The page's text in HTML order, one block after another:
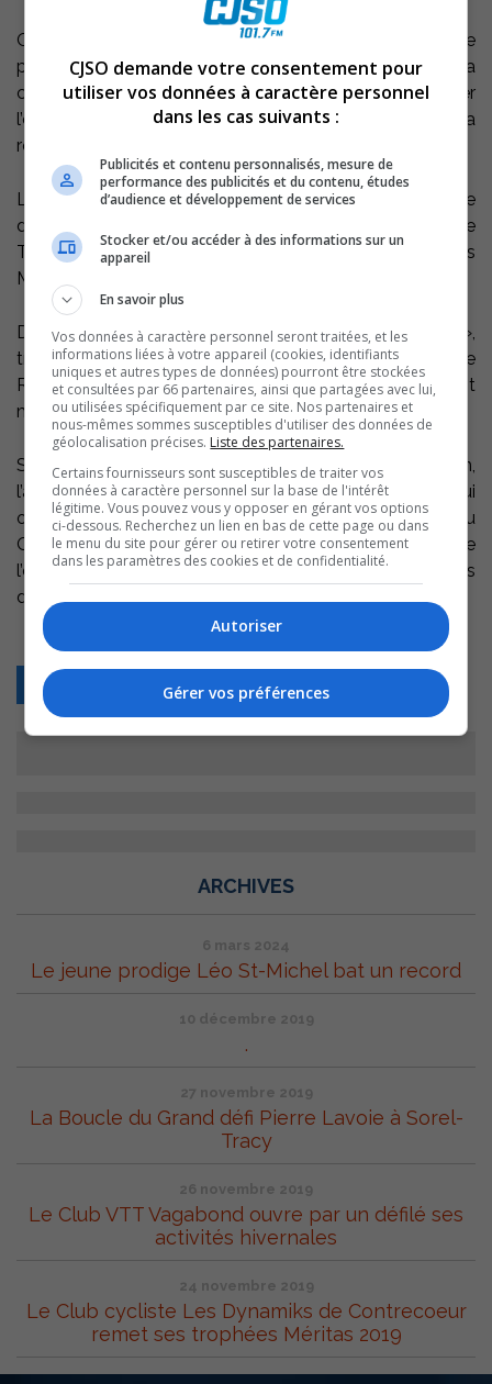
Outre le volet sportif, l’événement a généré un profit de
plus de 55 000$ dont une partie importante servira à la
création d’un fonds régional, qui visera à favoriser
l’organisation d’autres événements sportifs dans la
région.
Le président Guy Hemmings était à la tête d’une
délégation soreloise qui s’était déplacée au complexe Le
Taz de Montréal pour recevoir l’un des 18 trophées
Maurice remis durant la soirée.
Depuis 1997, les grands lauréats reçoivent le «Maurice»,
trophée qui perpétue la mémoire du hockeyeur Maurice
Richard dont les performances exceptionnelles ont
marqué l’histoire sportive du Québec.
SPORTSQUÉBEC reconnaît ainsi la détermination,
l’acharnement inlassable, la fougue et la combativité qui
ont caractérisé cette véritable légende du sport au
Québec; ces qualités sont essentielles pour l’atteinte de
l’excellence sportive et inspirent les athlètes et artisans
du sport au Québec.
ARCHIVES
6 mars 2024
Le jeune prodige Léo St-Michel bat un record
10 décembre 2019
.
27 novembre 2019
La Boucle du Grand défi Pierre Lavoie à Sorel-
Tracy
26 novembre 2019
Le Club VTT Vagabond ouvre par un défilé ses
activités hivernales
24 novembre 2019
Le Club cycliste Les Dynamiks de Contrecoeur
remet ses trophées Méritas 2019
CJSO demande votre consentement pour
utiliser vos données à caractère personnel
dans les cas suivants :
Publicités et contenu personnalisés, mesure de
performance des publicités et du contenu, études
d’audience et développement de services
Stocker et/ou accéder à des informations sur un
appareil
En savoir plus
Vos données à caractère personnel seront traitées, et les
informations liées à votre appareil (cookies, identifiants
uniques et autres types de données) pourront être stockées
et consultées par 66 partenaires, ainsi que partagées avec lui,
ou utilisées spécifiquement par ce site. Nos partenaires et
nous-mêmes sommes susceptibles d'utiliser des données de
géolocalisation précises. Liste des partenaires.
Certains fournisseurs sont susceptibles de traiter vos
données à caractère personnel sur la base de l'intérêt
légitime. Vous pouvez vous y opposer en gérant vos options
ci-dessous. Recherchez un lien en bas de cette page ou dans
le menu du site pour gérer ou retirer votre consentement
dans les paramètres des cookies et de confidentialité.
Autoriser
Gérer vos préférences